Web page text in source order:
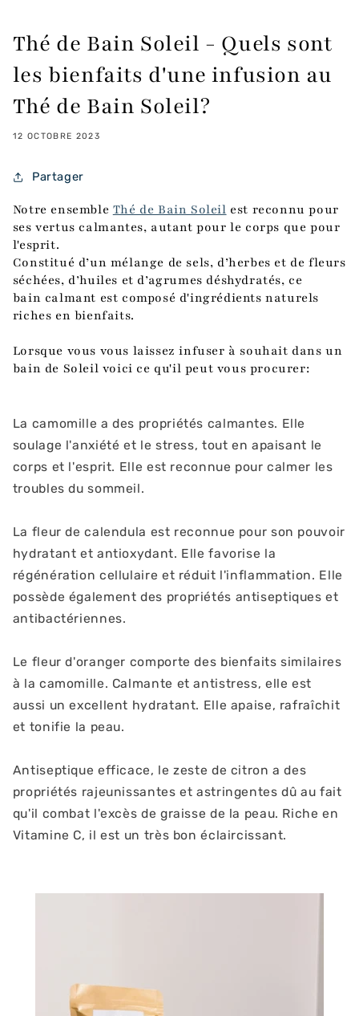
Thé de Bain Soleil - Quels sont
les bienfaits d'une infusion au
Thé de Bain Soleil?
12 OCTOBRE 2023
Partager
Notre ensemble Thé de Bain Soleil est reconnu pour
ses vertus calmantes, autant pour le corps que pour
l'esprit.
Constitué d’un mélange de sels, d’herbes et de fleurs
séchées, d’huiles et d’agrumes déshydratés, ce
bain calmant est composé d'ingrédients naturels
riches en bienfaits.
Lorsque vous vous laissez infuser à souhait dans un
bain de Soleil voici ce qu'il peut vous procurer:
La camomille a des propriétés calmantes. Elle
soulage l'anxiété et le stress, tout en apaisant le
corps et l'esprit. Elle est reconnue pour calmer les
troubles du sommeil.
La fleur de calendula est reconnue pour son pouvoir
hydratant et antioxydant. Elle favorise la
régénération cellulaire et réduit l'inflammation. Elle
possède également des propriétés antiseptiques et
antibactériennes.
Le fleur d'oranger comporte des bienfaits similaires
à la camomille. Calmante et antistress, elle est
aussi un excellent hydratant. Elle apaise, rafraîchit
et tonifie la peau.
Antiseptique efficace, le zeste de citron a des
propriétés rajeunissantes et astringentes dû au fait
qu'il combat l'excès de graisse de la peau. Riche en
Vitamine C, il est un très bon éclaircissant.